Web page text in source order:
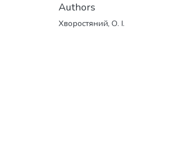
Authors
Хворостяний, О. І.